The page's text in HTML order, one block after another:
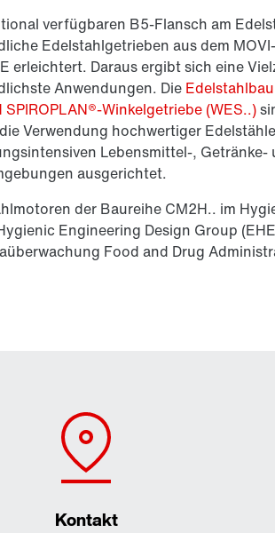
verfügbaren B5-Flansch am
Edelstahlgetrieben aus dem
erleichtert. Daraus ergibt sich eine
Anwendungen. Die
SPIROPLAN®-Winkelgetriebe (WES..)
Verwendung hochwertiger
Lebensmittel-,
ausgerichtet.
der Baureihe CM2H.. im
Engineering Design Group
Food and Drug
Kontakt